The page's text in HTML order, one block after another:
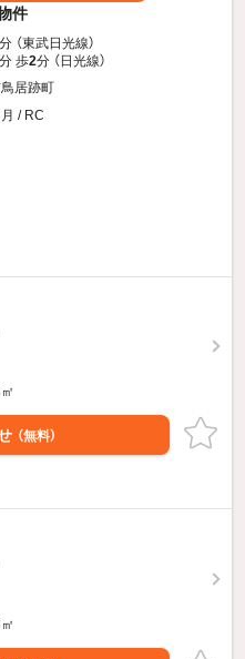
件
分 （東武日光線）
分 歩2分 （日光線）
居跡町
/ RC
（無料）